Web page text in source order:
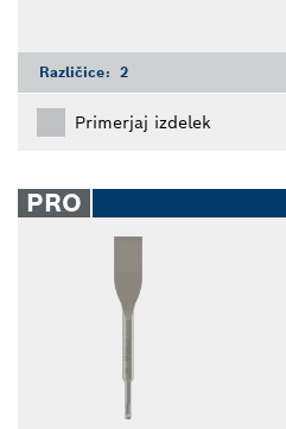
Različice: 2
Primerjaj izdelek
PRO